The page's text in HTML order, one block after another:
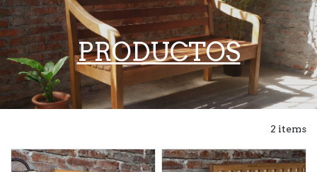
PRODUCTOS
2 items